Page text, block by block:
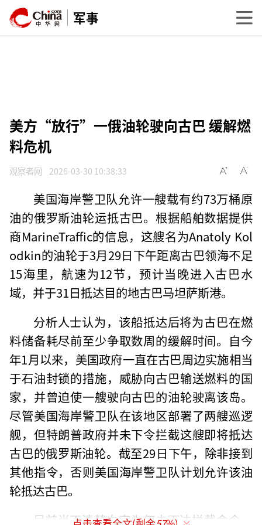
军事
美方“放行”一俄油轮驶向古巴 缓解燃
料危机
观察者网 2026-03-30 10:38:33
美国海岸警卫队允许一艘载有约73万桶原
油的俄罗斯油轮运抵古巴。根据船舶数据提供
商MarineTraffic的信息，这艘名为Anatoly Kol
odkin的油轮于3月29日下午距离古巴领海不足
15海里，航速为12节，预计当晚进入古巴水
域，并于31日抵达目的地古巴马坦萨斯港。
分析人士认为，该船抵达后将为古巴在燃
料储备耗尽前至少争取数周的缓解时间。自今
年1月以来，美国政府一直在古巴周边实施相当
于石油封锁的措施，威胁向古巴输送燃料的国
家，并曾迫使一艘驶向古巴的油轮驶离该岛。
尽管美国海岸警卫队在该地区部署了两艘巡逻
舰，但特朗普政府并未下令拦截这艘即将抵达
古巴的俄罗斯油轮。截至29日下午，除非接到
其他指令，否则美国海岸警卫队计划允许该油
轮抵达古巴。
目前尚不清楚白宫为何未下达拦截命令，